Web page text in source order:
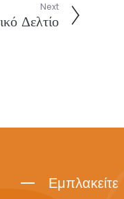
Next
Δελτίο
Εμπλακείτε